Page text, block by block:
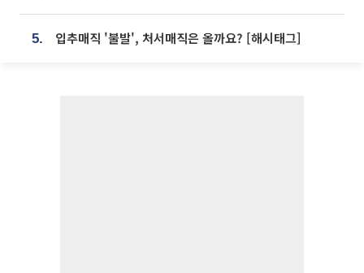
5. 입추매직 '불발', 처서매직은 올까요? [해시태그]